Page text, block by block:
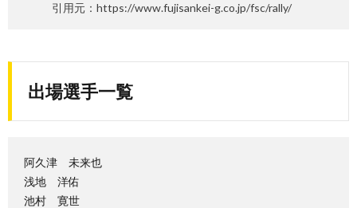
引用元：https://www.fujisankei-g.co.jp/fsc/rally/
出場選手一覧
阿久津 未来也
浅地 洋佑
池村 寛世